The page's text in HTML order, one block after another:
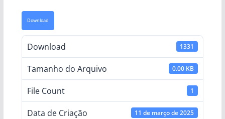
Download
Download 1331
Tamanho do Arquivo 0.00 KB
File Count 1
Data de Criação 11 de março de 2025